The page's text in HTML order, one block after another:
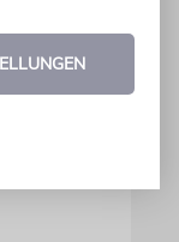
wer der
bald.
Johnson